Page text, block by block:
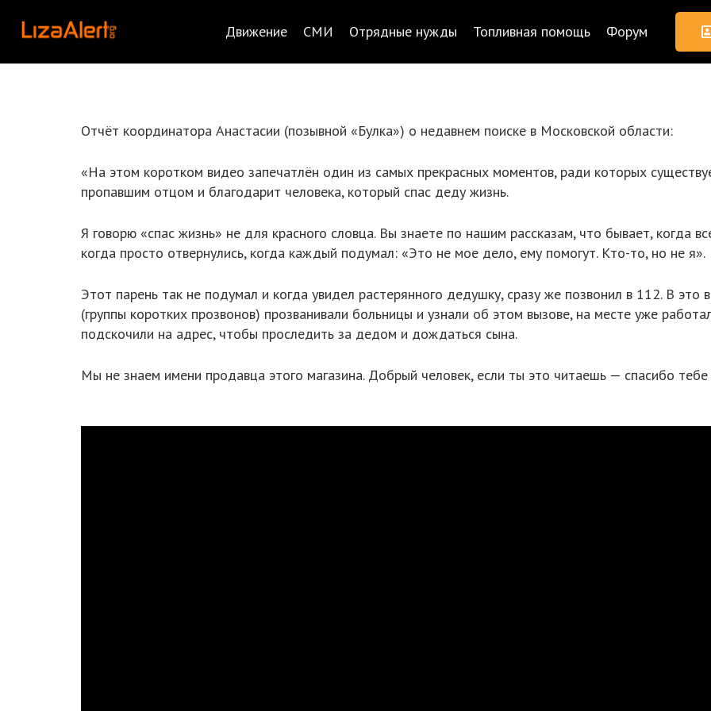
Движение СМИ Отрядные нужды Топливная помощь Форум
Отчёт координатора Анастасии (позывной «Булка») о недавнем поиске в Московской области:
«На этом коротком видео запечатлён один из самых прекрасных моментов, ради которых
пропавшим отцом и благодарит человека, который спас деду жизнь.
Я говорю «спас жизнь» не для красного словца. Вы знаете по нашим рассказам, что бывает, когда
когда просто отвернулись, когда каждый подумал: «Это не мое дело, ему помогут. Кто-то, но не я».
Этот парень так не подумал и когда увидел растерянного дедушку, сразу же позвонил в 112. В это
(группы коротких прозвонов) прозванивали больницы и узнали об этом вызове, на месте уже
подскочили на адрес, чтобы проследить за дедом и дождаться сына.
Мы не знаем имени продавца этого магазина. Добрый человек, если ты это читаешь — спасибо